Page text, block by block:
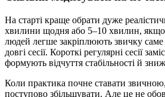
На старті краще обрати дуже
хвилини щодня або 5–10 хвилин, якщо
людей легше закріплюють звичку саме
довгі сесії. Короткі регулярні сесії
формують відчуття стабільності й
Коли практика почне ставати
поступово збільшувати. Але це не